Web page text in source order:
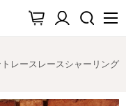
レースレースシャーリング